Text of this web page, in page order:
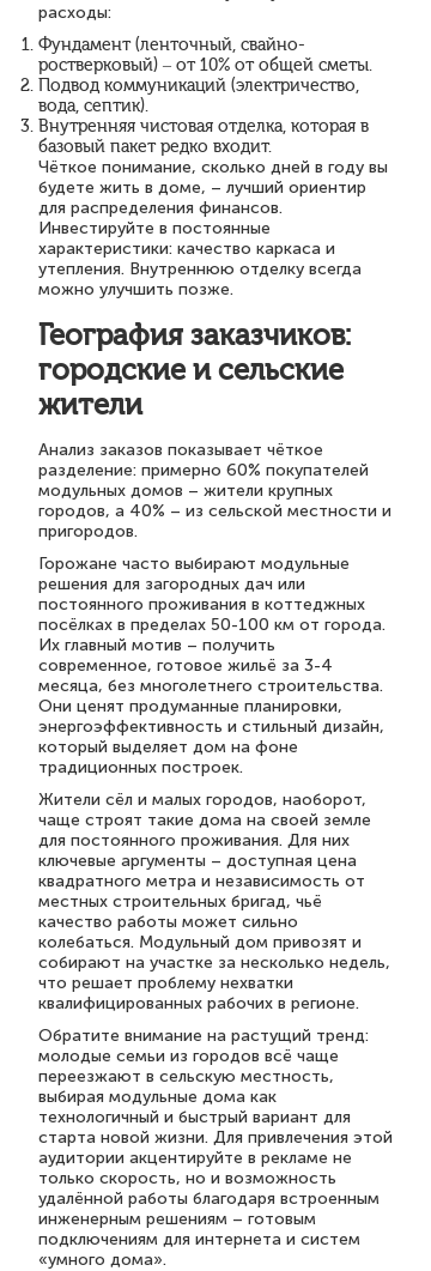
расходы:
Фундамент (ленточный, свайно-
ростверковый) – от 10% от общей сметы.
Подвод коммуникаций (электричество,
вода, септик).
Внутренняя чистовая отделка, которая в
базовый пакет редко входит.
Чёткое понимание, сколько дней в году вы
будете жить в доме, – лучший ориентир
для распределения финансов.
Инвестируйте в постоянные
характеристики: качество каркаса и
утепления. Внутреннюю отделку всегда
можно улучшить позже.
География заказчиков:
городские и сельские
жители
Анализ заказов показывает чёткое
разделение: примерно 60% покупателей
модульных домов – жители крупных
городов, а 40% – из сельской местности и
пригородов.
Горожане часто выбирают модульные
решения для загородных дач или
постоянного проживания в коттеджных
посёлках в пределах 50-100 км от города.
Их главный мотив – получить
современное, готовое жильё за 3-4
месяца, без многолетнего строительства.
Они ценят продуманные планировки,
энергоэффективность и стильный дизайн,
который выделяет дом на фоне
традиционных построек.
Жители сёл и малых городов, наоборот,
чаще строят такие дома на своей земле
для постоянного проживания. Для них
ключевые аргументы – доступная цена
квадратного метра и независимость от
местных строительных бригад, чьё
качество работы может сильно
колебаться. Модульный дом привозят и
собирают на участке за несколько недель,
что решает проблему нехватки
квалифицированных рабочих в регионе.
Обратите внимание на растущий тренд:
молодые семьи из городов всё чаще
переезжают в сельскую местность,
выбирая модульные дома как
технологичный и быстрый вариант для
старта новой жизни. Для привлечения этой
аудитории акцентируйте в рекламе не
только скорость, но и возможность
удалённой работы благодаря встроенным
инженерным решениям – готовым
подключениям для интернета и систем
«умного дома».